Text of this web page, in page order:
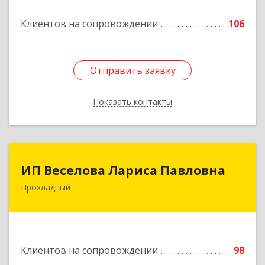
Клиентов на сопровождении 106
Отправить заявку
Показать контакты
Подробнее
Отправить заявку
Назад
ИП Веселова Лариса Павловна
Прохладный
Клиентов на сопровождении 98